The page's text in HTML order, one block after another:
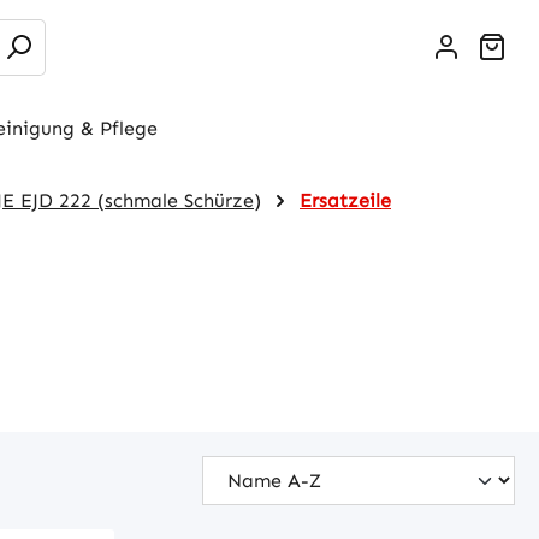
& Pflege
EJD 222 (schmale Schürze) Ersatzeile